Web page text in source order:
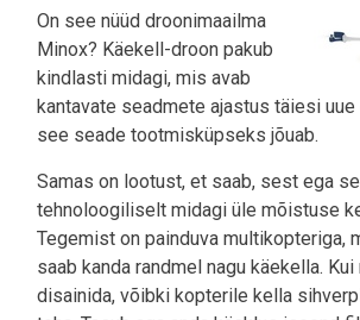
On see nüüd droonimaailma
Minox? Käekell-droon pakub
kindlasti midagi, mis avab
kantavate seadmete ajastus täiesi uue
see seade tootmisküpseks jõuab.
Samas on lootust, et saab, sest ega
tehnoloogiliselt midagi üle mõistuse
Tegemist on painduva multikopteriga,
saab kanda randmel nagu käekella.
disainida, võibki kopterile kella